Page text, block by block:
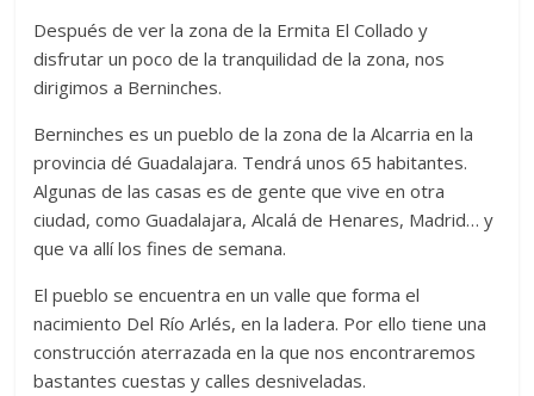
Después de ver la zona de la Ermita El Collado y
disfrutar un poco de la tranquilidad de la zona, nos
dirigimos a Berninches.
Berninches es un pueblo de la zona de la Alcarria en la
provincia dé Guadalajara. Tendrá unos 65 habitantes.
Algunas de las casas es de gente que vive en otra
ciudad, como Guadalajara, Alcalá de Henares, Madrid… y
que va allí los fines de semana.
El pueblo se encuentra en un valle que forma el
nacimiento Del Río Arlés, en la ladera. Por ello tiene una
construcción aterrazada en la que nos encontraremos
bastantes cuestas y calles desniveladas.